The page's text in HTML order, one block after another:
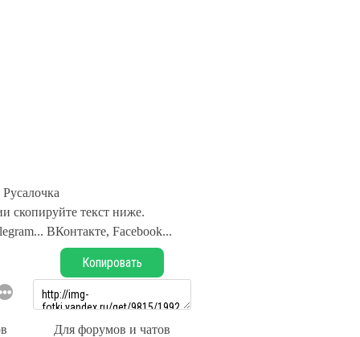
Русалочка
скопируйте текст ниже.
ВКонтакте, Facebook...
Копировать
Для форумов и чатов